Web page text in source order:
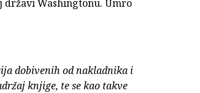
državi Washingtonu. Umro
dobivenih od nakladnika i
knjige, te se kao takve